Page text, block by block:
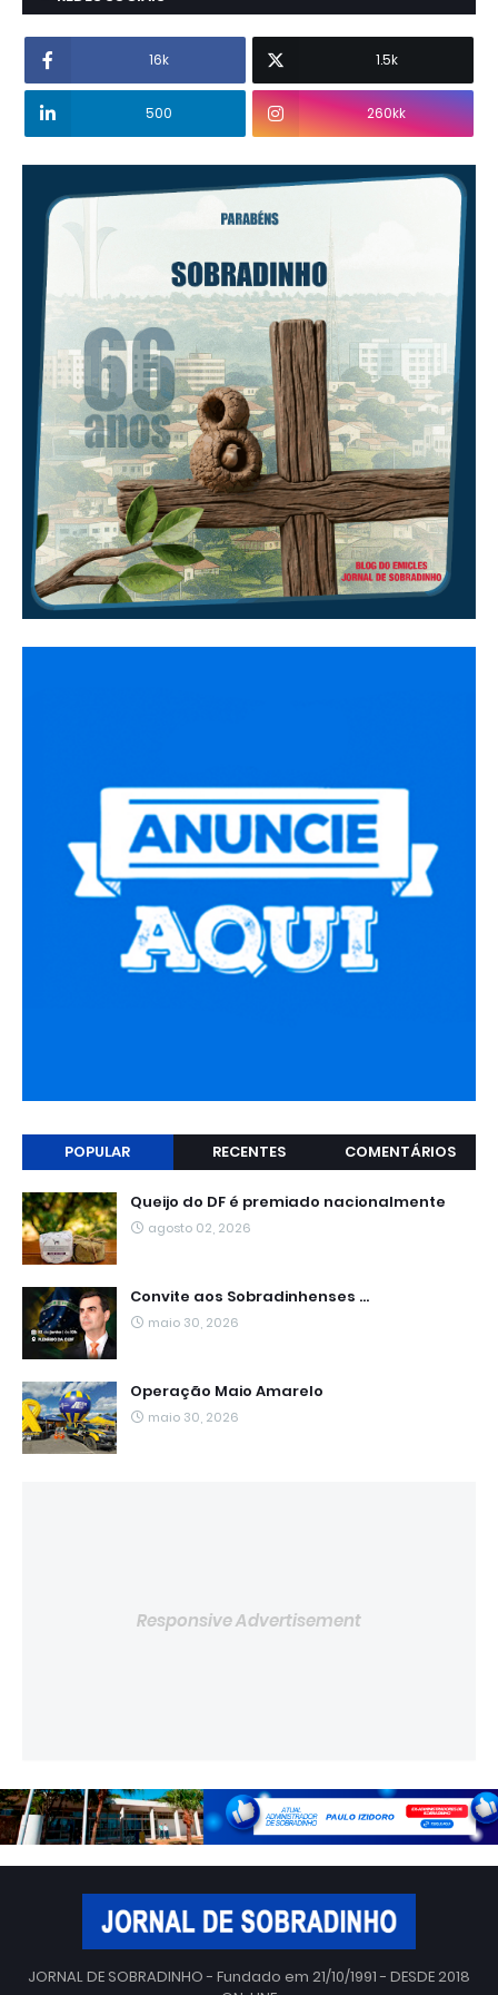
16k 1.5k
500 260kk
POPULAR RECENTES COMENTÁRIOS
Queijo do DF é premiado nacionalmente
agosto 02, 2026
Convite aos Sobradinhenses ...
maio 30, 2026
Operação Maio Amarelo
maio 30, 2026
Responsive Advertisement
JORNAL DE SOBRADINHO - Fundado em 21/10/1991 - DESDE 2018